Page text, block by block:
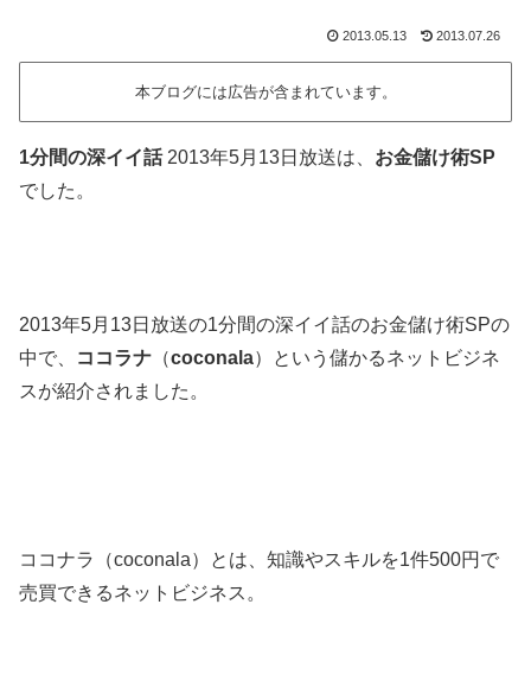
2013.05.13 2013.07.26
本ブログには広告が含まれています。
1分間の深イイ話2013年5月13日放送は、 お金儲け術SP
でした。
2013年5月13日放送の1分間の深イイ話のお金儲け術SPの
中で、
ココラナ （coconala）という儲かるネットビジネ
スが紹介されました。
ココナラ（coconala）とは、知識やスキルを1件500円で
売買できるネットビジネス。